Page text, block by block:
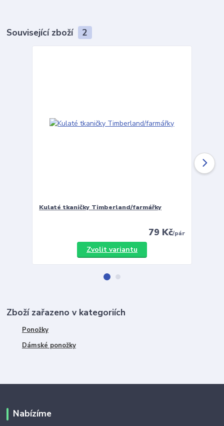
Související zboží 2
Kulaté tkaničky Timberland/farmářky
79 Kč/pár
Zvolit variantu
Zboží zařazeno v kategoriích
Ponožky
Dámské ponožky
Nabízíme